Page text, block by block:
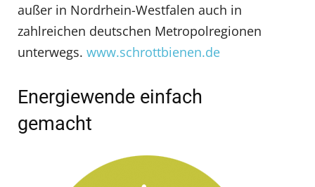
außer in Nordrhein-Westfalen auch in
zahlreichen deutschen Metropolregionen
unterwegs. www.schrottbienen.de
Energiewende einfach
gemacht